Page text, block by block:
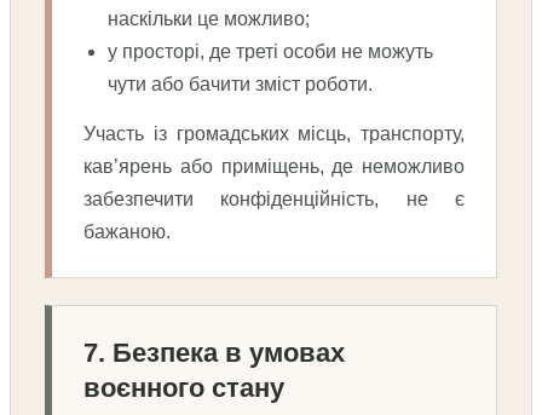
наскільки це можливо;
у просторі, де треті особи не можуть
чути або бачити зміст роботи.
Участь із громадських місць, транспорту,
кав’ярень або приміщень, де неможливо
забезпечити конфіденційність, не є
бажаною.
7. Безпека в умовах
воєнного стану